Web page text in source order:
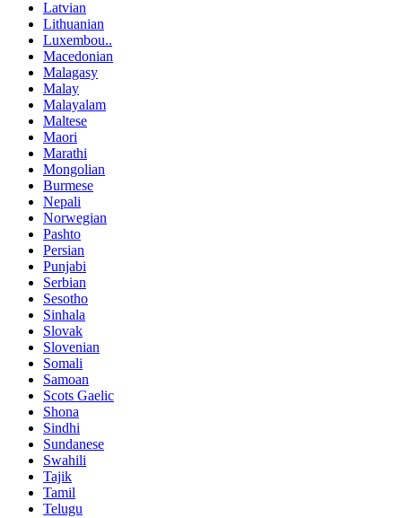
Latvian
Lithuanian
Luxembou..
Macedonian
Malagasy
Malay
Malayalam
Maltese
Maori
Marathi
Mongolian
Burmese
Nepali
Norwegian
Pashto
Persian
Punjabi
Serbian
Sesotho
Sinhala
Slovak
Slovenian
Somali
Samoan
Scots Gaelic
Shona
Sindhi
Sundanese
Swahili
Tajik
Tamil
Telugu